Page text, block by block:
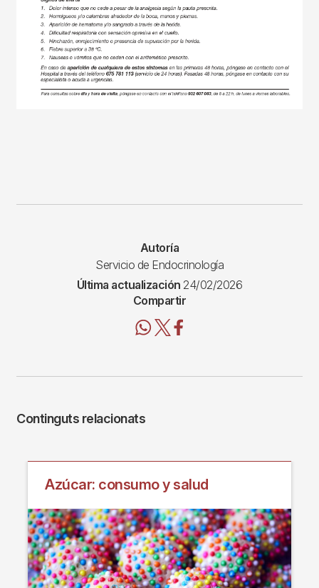
Autoría
Servicio de Endocrinología
Última actualización 24/02/2026
Compartir
Continguts relacionats
Azúcar: consumo y salud